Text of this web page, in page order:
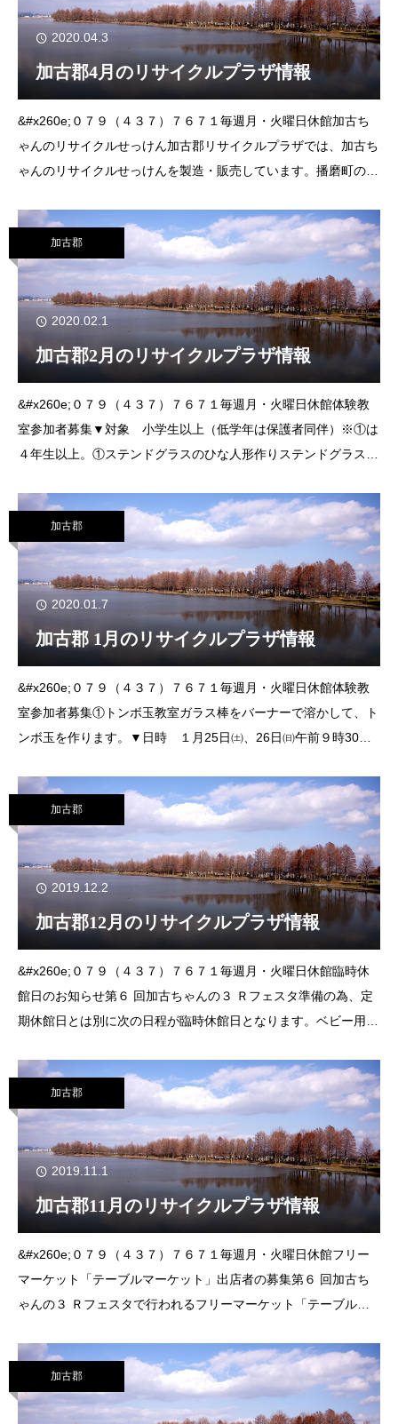
2020.04.3
加古郡4月のリサイクルプラザ情報
&#x260e;０７９（４３７）７６７１毎週月・火曜日休館加古ち
ゃんのリサイクルせっけん加古郡リサイクルプラザでは、加古ち
ゃんのリサイクルせっけんを製造・販売しています。播磨町のご
水質を守ります。また石油系の界面活
加古郡
2020.02.1
加古郡2月のリサイクルプラザ情報
&#x260e;０７９（４３７）７６７１毎週月・火曜日休館体験教
室参加者募集▼対象 小学生以上（低学年は保護者同伴）※①は
４年生以上。①ステンドグラスのひな人形作りステンドグラスを
２日㈰ 午前９時30分～正
加古郡
2020.01.7
加古郡 1月のリサイクルプラザ情報
&#x260e;０７９（４３７）７６７１毎週月・火曜日休館体験教
室参加者募集①トンボ玉教室ガラス棒をバーナーで溶かして、ト
ンボ玉を作ります。▼日時 １月25日㈯、26日㈰午前９時30分
回４人▼費用 ５０
加古郡
2019.12.2
加古郡12月のリサイクルプラザ情報
&#x260e;０７９（４３７）７６７１毎週月・火曜日休館臨時休
館日のお知らせ第６ 回加古ちゃんの３ Ｒフェスタ準備の為、定
期休館日とは別に次の日程が臨時休館日となります。ベビー用品
７日㈯※粗大ごみの搬入はで
加古郡
2019.11.1
加古郡11月のリサイクルプラザ情報
&#x260e;０７９（４３７）７６７１毎週月・火曜日休館フリー
マーケット「テーブルマーケット」出店者の募集第６ 回加古ち
ゃんの３ Ｒフェスタで行われるフリーマーケット「テーブルマ
加してみませんか。▼日時 12月
加古郡